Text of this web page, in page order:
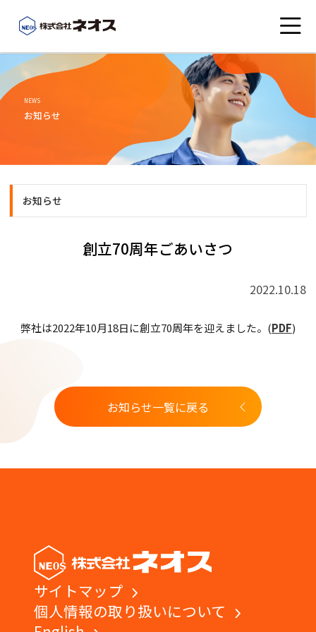
会社概要
事業紹介
採用情報
お問い合わせ
NEWS
お知らせ
お知らせ
創立70周年ごあいさつ
2022.10.18
弊社は2022年10月18日に創立70周年を迎えました。(PDF)
お知らせ一覧に戻る
サイトマップ
個人情報の取り扱いについて